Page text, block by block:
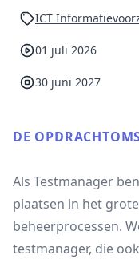
ICT
01 juli 2026
30 juni 2027
DE
Als Testmanager
plaatsen in het
beheerprocessen.
testmanager, die